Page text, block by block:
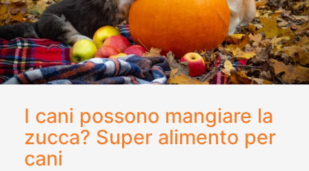
I cani possono mangiare la
zucca? Super alimento per
cani